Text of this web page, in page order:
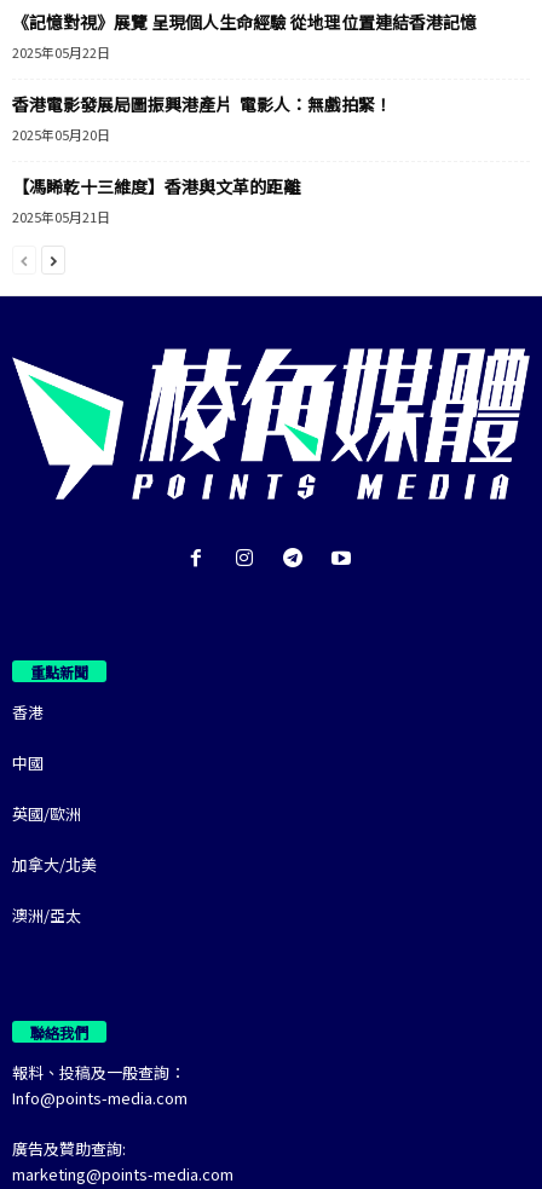
《記憶對視》展覽 呈現個人生命經驗 從地理位置連結香港記憶
2025年05月22日
香港電影發展局圖振興港產片 電影人：無戲拍緊！
2025年05月20日
【馮睎乾十三維度】香港與文革的距離
2025年05月21日
重點新聞
香港
中國
英國/歐洲
加拿大/北美
澳洲/亞太
聯絡我們
報料、投稿及一般查詢：
Info@points-media.com
廣告及贊助查詢:
marketing@points-media.com